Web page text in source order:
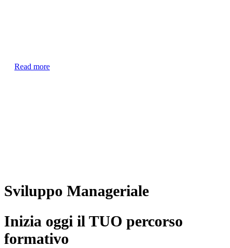
Read more
Sviluppo Manageriale
Inizia oggi il TUO percorso
formativo